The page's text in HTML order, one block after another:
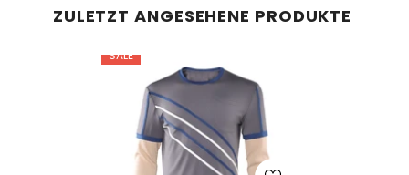
ZULETZT ANGESEHENE PRODUKTE
SALE